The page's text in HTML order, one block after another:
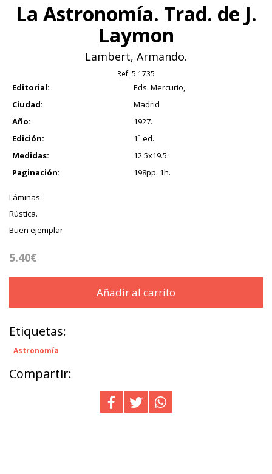
La Astronomía. Trad. de J.
Laymon
Lambert, Armando.
Ref: 5.1735
Editorial:
Eds. Mercurio,
Ciudad:
Madrid
Año:
1927.
Edición:
1ª ed.
Medidas:
12.5x19.5.
Paginación:
198pp. 1h.
Láminas.
Rústica.
Buen ejemplar
5.40€
Añadir al carrito
Etiquetas:
Astronomía
Compartir: